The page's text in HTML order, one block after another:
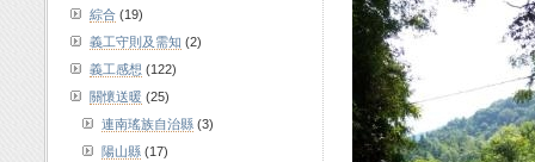
綜合 (19)
義工守則及需知 (2)
義工感想 (122)
關懷送暖 (25)
連南瑤族自治縣 (3)
陽山縣 (17)